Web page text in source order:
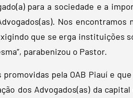
para a sociedade e a
Nos
que se erga instituições
parabenizou o Pastor.
pela OAB Piauí e
dos Advogados(as) da